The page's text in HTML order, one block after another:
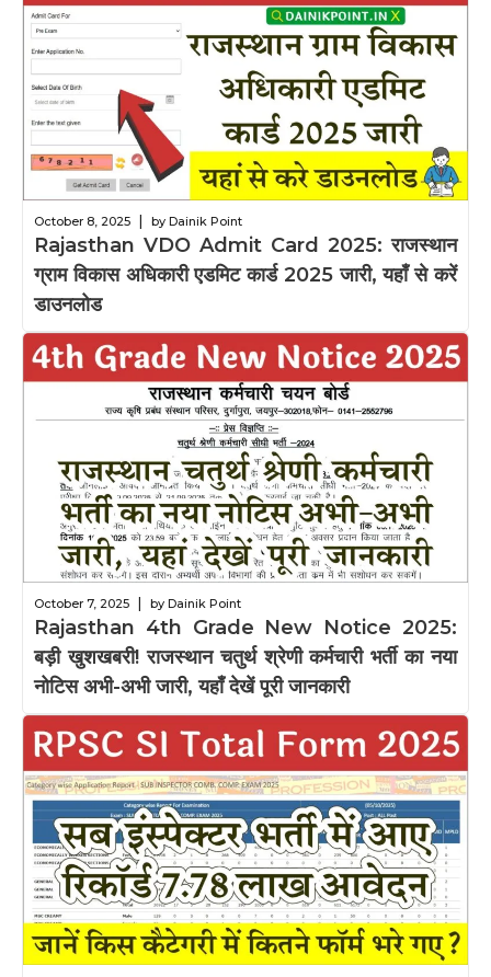
October 8, 2025 | by Dainik Point
Rajasthan VDO Admit Card 2025: राजस्थान
ग्राम विकास अधिकारी एडमिट कार्ड 2025 जारी, यहाँ से करें
डाउनलोड
October 7, 2025 by Dainik Point
Rajasthan 4th Grade New Notice 2025:
बड़ी खुशखबरी! राजस्थान चतुर्थ श्रेणी कर्मचारी भर्ती का नया
नोटिस अभी-अभी जारी, यहाँ देखें पूरी जानकारी